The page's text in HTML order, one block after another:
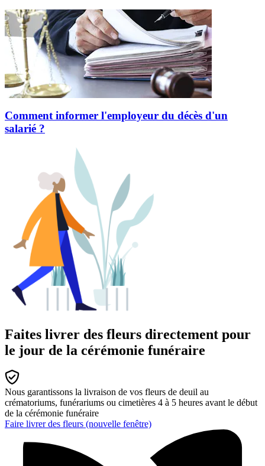
Comment informer l'employeur du décès d'un
salarié ?
Faites livrer des fleurs directement pour
le jour de la cérémonie funéraire
Nous garantissons la livraison de vos fleurs de deuil au
crématoriums, funérariums ou cimetières 4 à 5 heures avant le début
de la cérémonie funéraire
Faire livrer des fleurs (nouvelle fenêtre)